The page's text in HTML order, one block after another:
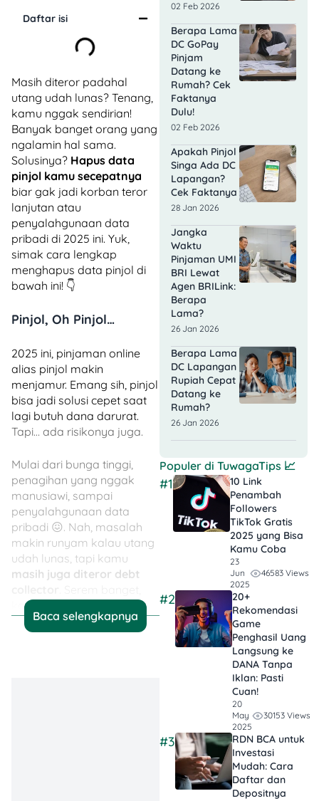
Daftar isi
Masih diteror padahal
utang udah lunas? Tenang,
kamu nggak sendirian!
Banyak banget orang yang
ngalamin hal sama.
Solusinya? Hapus data
pinjol kamu secepatnya
biar gak jadi korban teror
lanjutan atau
penyalahgunaan data
pribadi di 2025 ini. Yuk,
simak cara lengkap
menghapus data pinjol di
bawah ini! 👇
Pinjol, Oh Pinjol…
2025 ini, pinjaman online
alias pinjol makin
menjamur. Emang sih, pinjol
bisa jadi solusi cepet saat
lagi butuh dana darurat.
Tapi… ada risikonya juga.
Mulai dari bunga tinggi,
penagihan yang nggak
manusiawi, sampai
penyalahgunaan data
pribadi 😖. Nah, masalah
makin runyam kalau utang
udah lunas, tapi kamu
masih juga diteror debt
kan?
Baca selengkapnya
02 Feb 2026
Berapa Lama
DC GoPay
Pinjam
Datang ke
Rumah? Cek
Faktanya
Dulu!
02 Feb 2026
Apakah Pinjol
Singa Ada DC
Lapangan?
Cek Faktanya
28 Jan 2026
Jangka
Waktu
Pinjaman UMI
BRI Lewat
Agen BRILink:
Berapa
Lama?
26 Jan 2026
Berapa Lama
DC Lapangan
Rupiah Cepat
Datang ke
Rumah?
26 Jan 2026
Populer di TuwagaTips 📈
#1
10 Link
Penambah
Followers
TikTok Gratis​
2025 yang Bisa
Kamu Coba
23
Jun
2025
46583 Views
#2
20+
Rekomendasi
Game
Penghasil Uang
Langsung ke
DANA Tanpa
Iklan​: Pasti
Cuan!
20
May
2025
30153 Views
#3
RDN BCA untuk
Investasi
Mudah: Cara
Daftar dan
Depositnya